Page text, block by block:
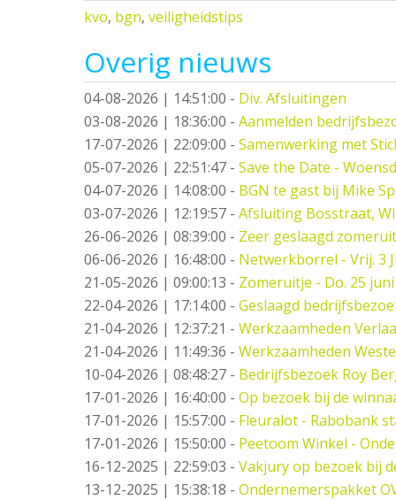
kvo, bgn, veiligheidstips
Overig nieuws
04-08-2026 | 14:51:00 - Div. Afsluitingen
03-08-2026 | 18:36:00 - Aanmelden
17-07-2026 | 22:09:00 - Samenwerking met
05-07-2026 | 22:51:47 - Save the Date -
04-07-2026 | 14:08:00 - BGN te gast bij Mike
03-07-2026 | 12:19:57 - Afsluiting Bosstraat,
26-06-2026 | 08:39:00 - Zeer geslaagd
06-06-2026 | 16:48:00 - Netwerkborrel - Vrij. 3
21-05-2026 | 09:00:13 - Zomeruitje - Do. 25 juni
22-04-2026 | 17:14:00 - Geslaagd
21-04-2026 | 12:37:21 - Werkzaamheden
21-04-2026 | 11:49:36 - Werkzaamheden
10-04-2026 | 08:48:27 - Bedrijfsbezoek Roy
17-01-2026 | 16:40:00 - Op bezoek bij de
17-01-2026 | 15:57:00 - Fleuralot - Rabobank
17-01-2026 | 15:50:00 - Peetoom Winkel -
16-12-2025 | 22:59:03 - Vakjury op bezoek bij
13-12-2025 | 15:38:18 - Ondernemerspakket